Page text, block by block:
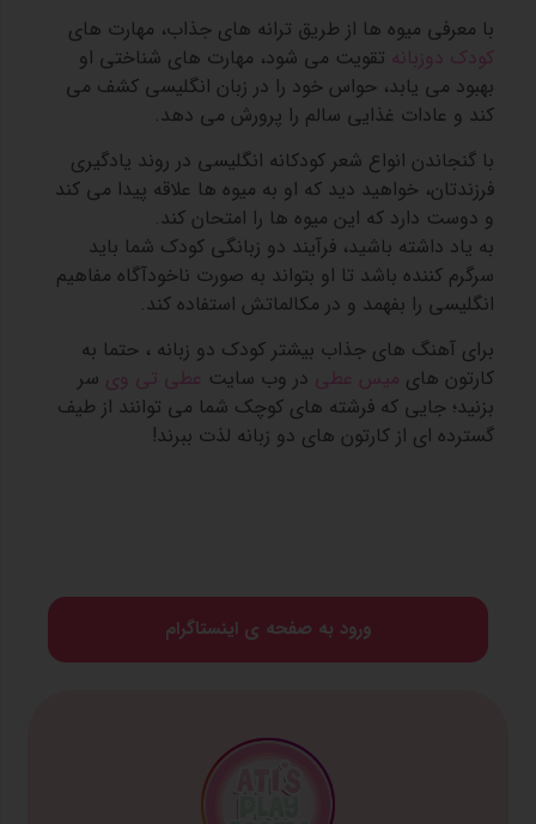
با معرفی میوه ها از طریق ترانه های جذاب، مهارت های
کودک دوزبانه تقویت می شود، مهارت های شناختی او
بهبود می یابد، حواس خود را در زبان انگلیسی کشف می
کند و عادات غذایی سالم را پرورش می دهد.
با گنجاندن انواع شعر کودکانه انگلیسی در روند یادگیری
فرزندتان، خواهید دید که او به میوه ها علاقه پیدا می کند
و دوست دارد که این میوه ها را امتحان کند.
به یاد داشته باشید، فرآیند دو زبانگی کودک شما باید
سرگرم کننده باشد تا او بتواند به صورت ناخودآگاه مفاهیم
انگلیسی را بفهمد و در مکالماتش استفاده کند.
برای آهنگ های جذاب بیشتر کودک دو زبانه ، حتما به
کارتون های میس عطی در وب سایت عطی تی وی سر
بزنید؛ جایی که فرشته های کوچک شما می توانند از طیف
گسترده ای از کارتون های دو زبانه لذت ببرند!
ورود به صفحه ی اینستاگرام